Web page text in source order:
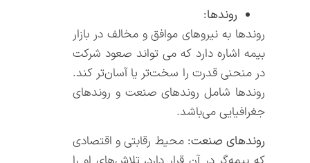
روندها:
روندها به نیروهای موافق و مخالف در بازار
بیمه اشاره دارد که می تواند صعود شرکت
در منحنی قدرت را سخت‌تر یا آسان‌تر کند.
روندها شامل روندهای صنعت و روندهای
جغرافیایی می‌باشد.
روندهای صنعت: محیط رقابتی و اقتصادی